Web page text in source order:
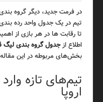
تیم در یک جدول واحد رده
تا رقابت ها در هر بازی از
اطلاع ازجدول گروه بندی لیگ
بخش‌های مربوطه در این
تیم‌های تازه
اروپا